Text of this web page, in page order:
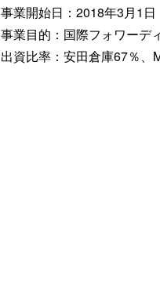
事業開始日：2018年3月1日
事業目的：国際フォワーデ
出資比率：安田倉庫67％、